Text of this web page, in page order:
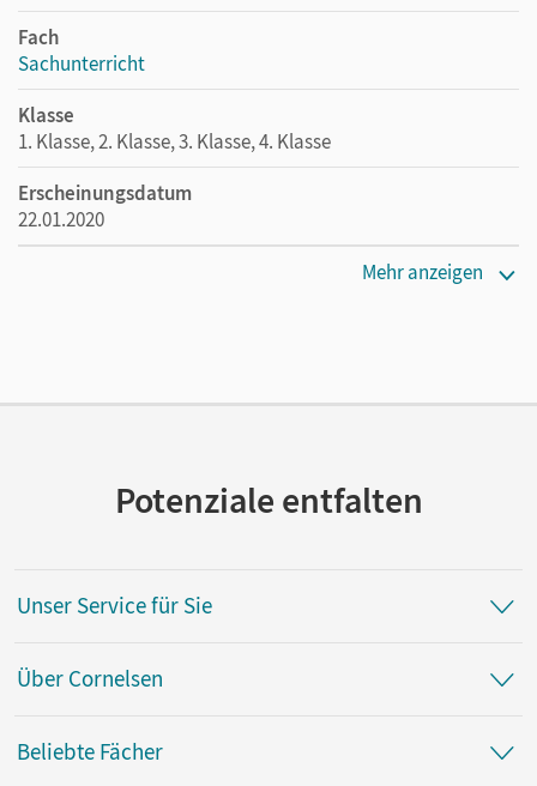
Fach
Sachunterricht
Klasse
1. Klasse, 2. Klasse, 3. Klasse, 4. Klasse
Erscheinungsdatum
22.01.2020
Mehr anzeigen
Potenziale entfalten
Unser Service für Sie
Über Cornelsen
Beliebte Fächer